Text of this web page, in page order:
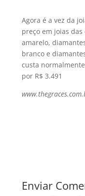
Agora é a vez da
preço em joias
amarelo,
branco e
custa
por R$ 3.491
Enviar